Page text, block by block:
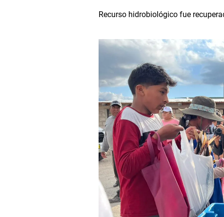
Recurso hidrobiológico fue